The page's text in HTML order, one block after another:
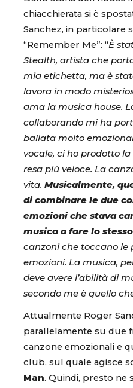
chiacchierata si è
Sanchez, in particolare
“Remember Me”: “È
Stealth, artista che
mia etichetta, ma è
lavora in modo
ama la musica house.
collaborando mi ha
ballata molto
vocale, ci ho prodotto
resa più veloce. La
vita. Musicalmente,
di combinare le due
emozioni che stava
musica a fare lo stesso
canzoni che toccano le
emozioni. La musica,
deve avere l’abilità di
secondo me è quello
Attualmente Roger
parallelamente su due
canzone emozionali e
club, sul quale agisce
Man. Quindi, presto ne